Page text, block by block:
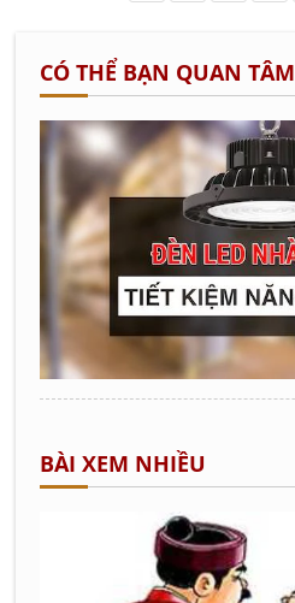
CÓ THỂ BẠN QUAN TÂM
BÀI XEM NHIỀU